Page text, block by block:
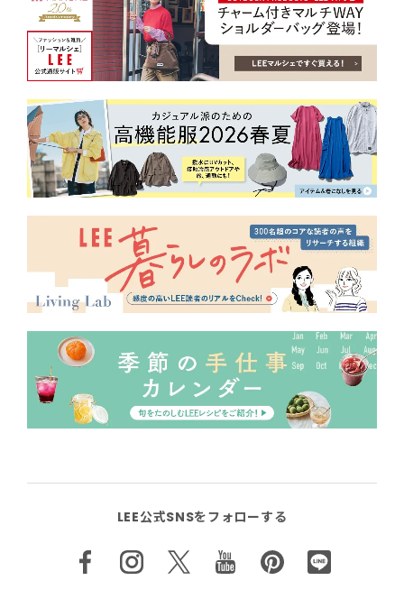
LEE公式SNSをフォローする